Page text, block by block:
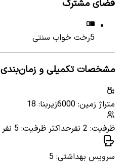
فضای مشترک
5رخت خواب سنتی
مشخصات تکمیلی و زمان‌بندی
متراژ زمین: 6000
زیربنا: 18
ظرفیت: 2 نفر
حداکثر ظرفیت: 5 نفر
سرویس بهداشتی: 5